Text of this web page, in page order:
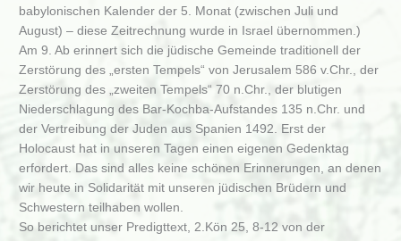
babylonischen Kalender der 5. Monat (zwischen Juli und
August) – diese Zeitrechnung wurde in Israel übernommen.)
Am 9. Ab erinnert sich die jüdische Gemeinde traditionell der
Zerstörung des „ersten Tempels“ von Jerusalem 586 v.Chr., der
Zerstörung des „zweiten Tempels“ 70 n.Chr., der blutigen
Niederschlagung des Bar-Kochba-Aufstandes 135 n.Chr. und
der Vertreibung der Juden aus Spanien 1492. Erst der
Holocaust hat in unseren Tagen einen eigenen Gedenktag
erfordert. Das sind alles keine schönen Erinnerungen, an denen
wir heute in Solidarität mit unseren jüdischen Brüdern und
Schwestern teilhaben wollen.
So berichtet unser Predigttext, 2.Kön 25, 8-12 von der